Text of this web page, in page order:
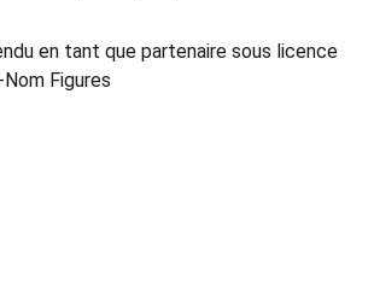
en tant que partenaire sous licence
Figures